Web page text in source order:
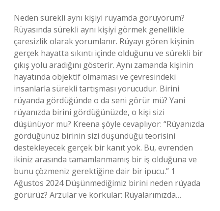
Neden sürekli aynı kişiyi rüyamda görüyorum?
Rüyasında sürekli aynı kişiyi görmek genellikle
çaresizlik olarak yorumlanır. Rüyayı gören kişinin
gerçek hayatta sıkıntı içinde olduğunu ve sürekli bir
çıkış yolu aradığını gösterir. Aynı zamanda kişinin
hayatında objektif olmaması ve çevresindeki
insanlarla sürekli tartışması yorucudur. Birini
rüyanda gördüğünde o da seni görür mü? Yani
rüyanızda birini gördüğünüzde, o kişi sizi
düşünüyor mu? Kreena şöyle cevaplıyor: “Rüyanızda
gördüğünüz birinin sizi düşündüğü teorisini
destekleyecek gerçek bir kanıt yok. Bu, evrenden
ikiniz arasında tamamlanmamış bir iş olduğuna ve
bunu çözmeniz gerektiğine dair bir ipucu.” 1
Ağustos 2024 Düşünmediğimiz birini neden rüyada
görürüz? Arzular ve korkular: Rüyalarımızda…